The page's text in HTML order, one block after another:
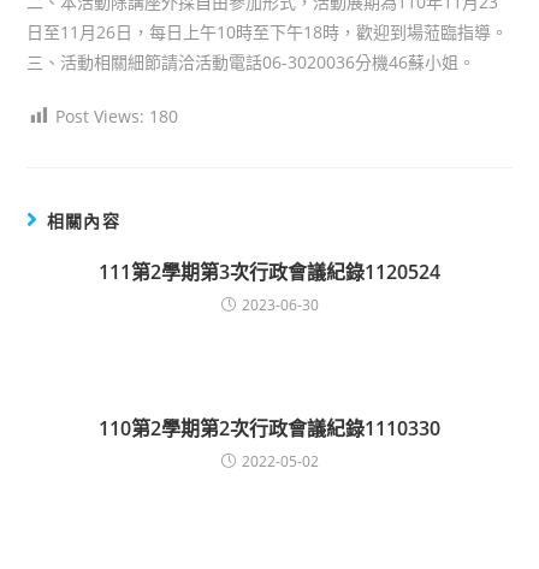
日至11月26日，每日上午10時至下午18時，歡迎到場蒞臨指導。
三、活動相關細節請洽活動電話06-3020036分機46蘇小姐。
Post Views: 180
相關內容
111第2學期第3次行政會議紀錄1120524
2023-06-30
110第2學期第2次行政會議紀錄1110330
2022-05-02